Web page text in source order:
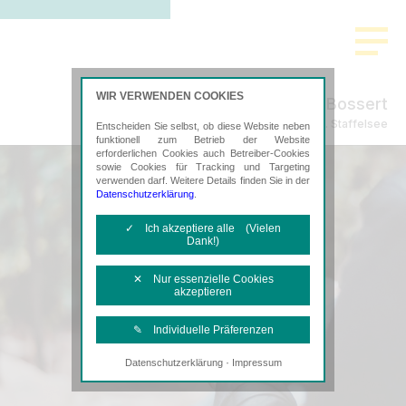
Willershausen & Bossert
Steuerberatung in Murnau a. Staffelsee
WIR VERWENDEN COOKIES
Entscheiden Sie selbst, ob diese Website neben
funktionell zum Betrieb der Website
erforderlichen Cookies auch Betreiber-Cookies
sowie Cookies für Tracking und Targeting
verwenden darf. Weitere Details finden Sie in der
Datenschutzerklärung
✓ Ich akzeptiere alle (Vielen
Dank!)
✕ Nur essenzielle Cookies
akzeptieren
✎ Individuelle Präferenzen
Notwendige Cookies
Diese Cookies sind erforderlich, um die
Datenschutzerklärung· Impressum